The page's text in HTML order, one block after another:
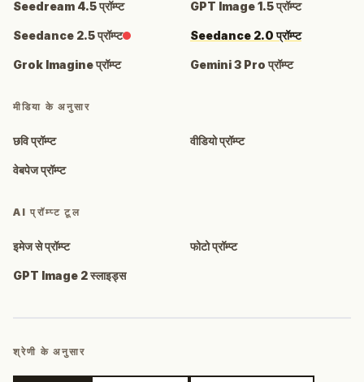
Seedream 4.5 प्रॉम्प्ट GPT Image 1.5 प्रॉम्प्ट
Seedance 2.5 प्रॉम्प्ट Seedance 2.0 प्रॉम्प्ट
Grok Imagine प्रॉम्प्ट Gemini 3 Pro प्रॉम्प्ट
मीडिया के अनुसार
छवि प्रॉम्प्ट वीडियो प्रॉम्प्ट
वेबपेज प्रॉम्प्ट
AI प्रॉम्प्ट टूल
इमेज से प्रॉम्प्ट फोटो प्रॉम्प्ट
GPT Image 2 स्लाइड्स
श्रेणी के अनुसार